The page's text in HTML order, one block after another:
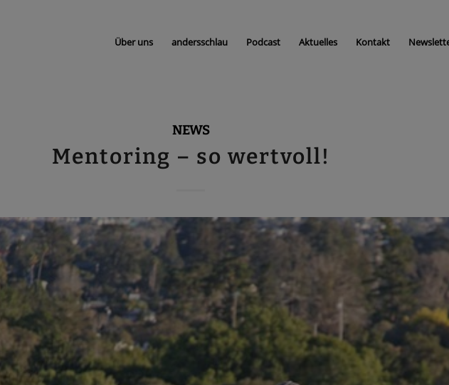
Über uns andersschlau Podcast Aktuelles Kontakt
NEWS
Mentoring – so wertvoll!